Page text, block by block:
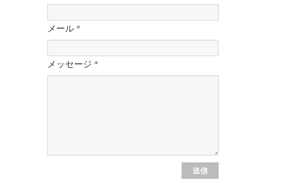
メール *
メッセージ *